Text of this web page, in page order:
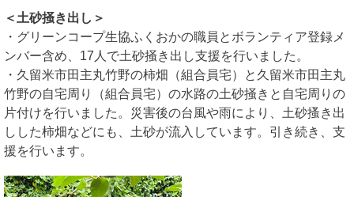
＜土砂掻き出し＞
・グリーンコープ生協ふくおかの職員とボランティア登録メ
ンバー含め、17人で土砂掻き出し支援を行いました。
・久留米市田主丸竹野の柿畑（組合員宅）と久留米市田主丸
竹野の自宅周り（組合員宅）の水路の土砂掻きと自宅周りの
片付けを行いました。災害後の台風や雨により、土砂搔き出
しした柿畑などにも、土砂が流入しています。引き続き、支
援を行います。